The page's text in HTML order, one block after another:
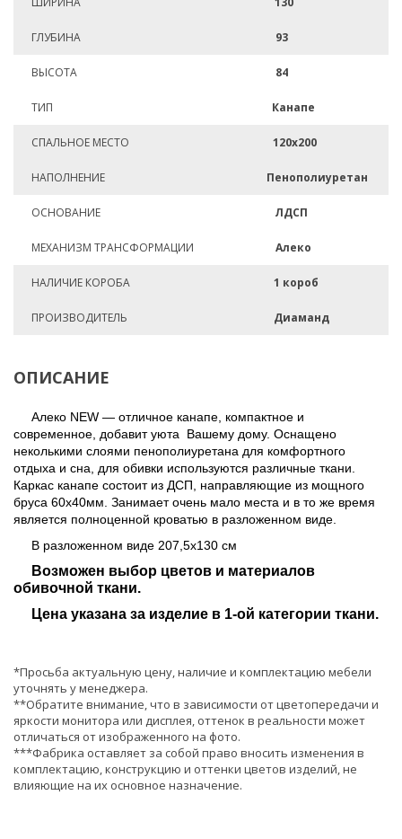
ГЛУБИНА 93
ВЫСОТА 84
ТИП Канапе
СПАЛЬНОЕ МЕСТО 120х200
НАПОЛНЕНИЕ Пенополиуретан
ОСНОВАНИЕ ЛДСП
МЕХАНИЗМ ТРАНСФОРМАЦИИ Алеко
НАЛИЧИЕ КОРОБА 1 короб
ПРОИЗВОДИТЕЛЬ Диаманд
ОПИСАНИЕ
Алеко NEW — отличное канапе, компактное и
современное, добавит уюта Вашему дому. Оснащено
неколькими слоями пенополиуретана для комфортного
отдыха и сна, для обивки используются различные ткани.
Каркас канапе состоит из ДСП, направляющие из мощного
бруса 60х40мм. Занимает очень мало места и в то же время
является полноценной кроватью в разложенном виде.
В разложенном виде 207,5х130 см
Возможен выбор цветов и материалов
обивочной ткани.
Цена указана за изделие в 1-ой категории ткани.
*Просьба актуальную цену, наличие и комплектацию мебели
уточнять у менеджера.
**Обратите внимание, что в зависимости от цветопередачи и
яркости монитора или дисплея, оттенок в реальности может
отличаться от изображенного на фото.
***Фабрика оставляет за собой право вносить изменения в
комплектацию, конструкцию и оттенки цветов изделий, не
влияющие на их основное назначение.